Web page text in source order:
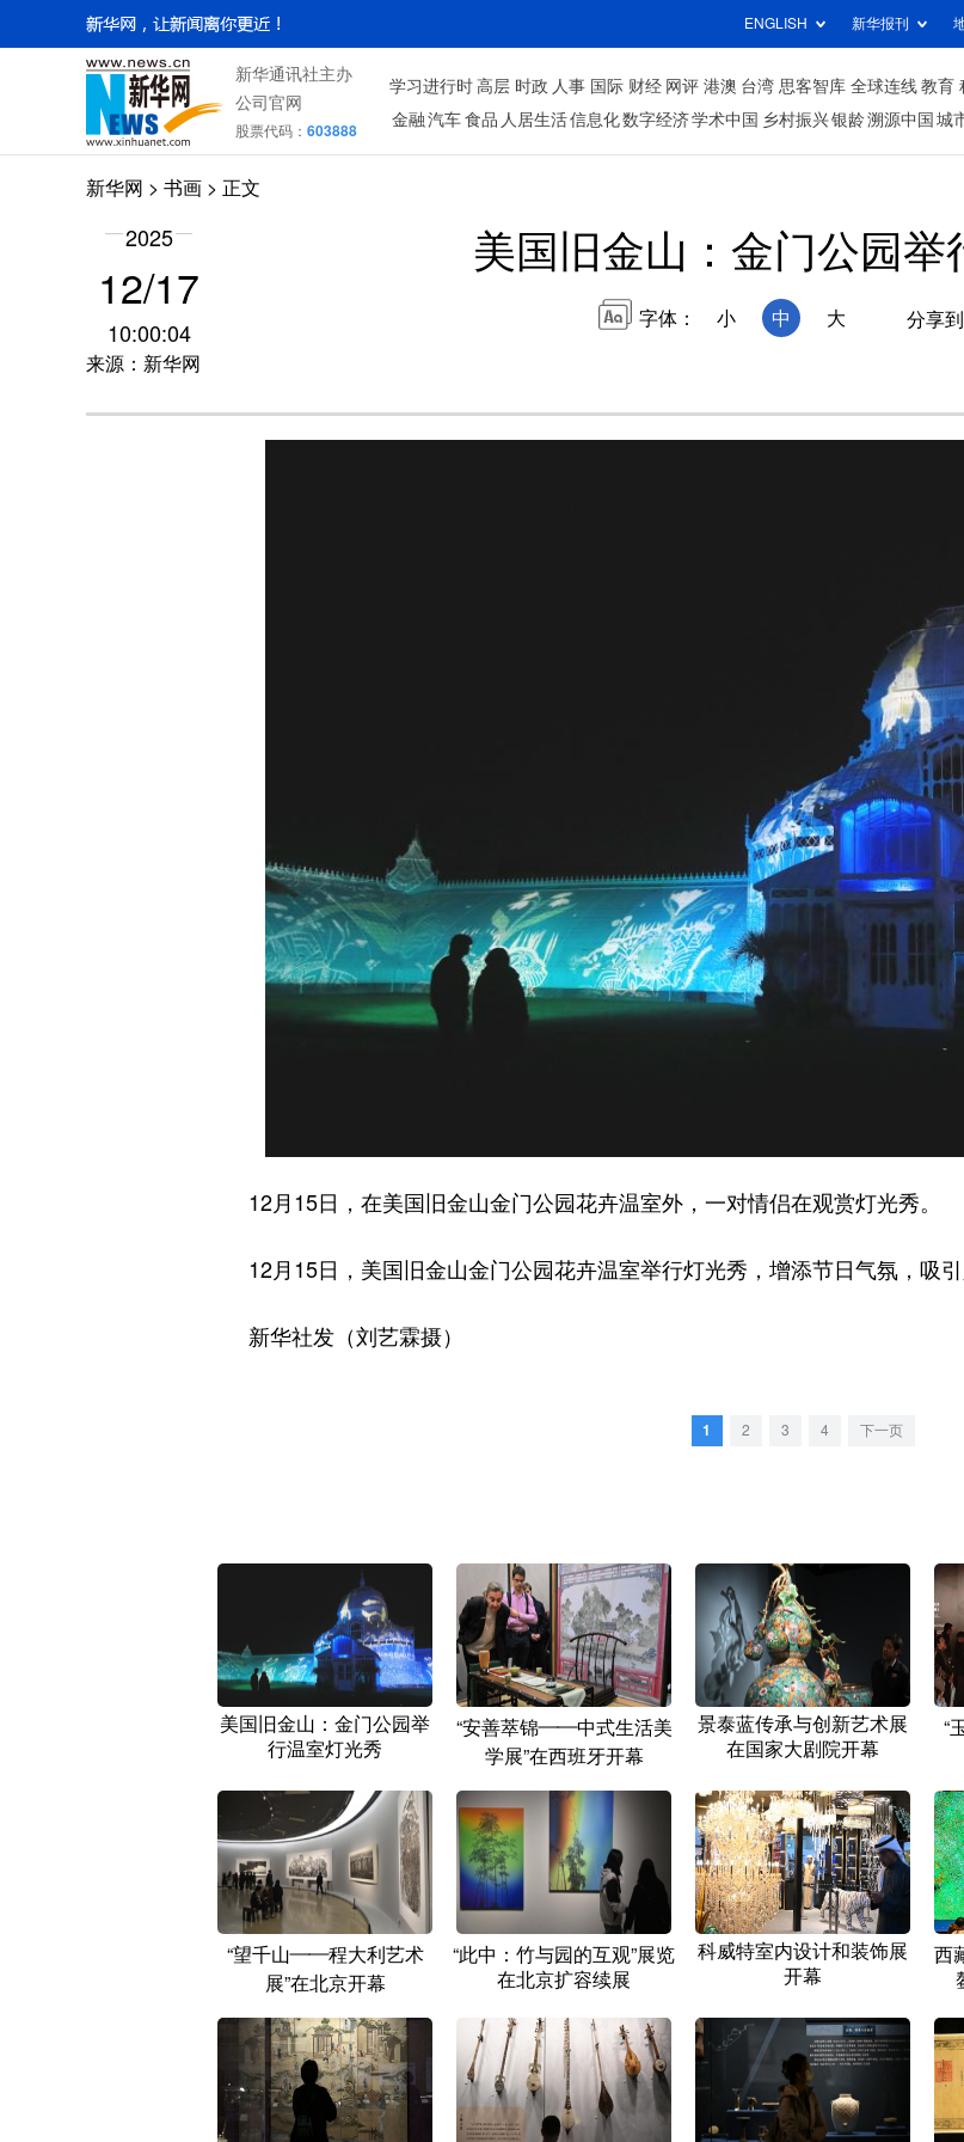
ENGLISH 新华报刊
新华通讯社主办
公司官网
股票代码： 603888
学习进行时 高层 时政 人事 国际 财经 网评 港澳 台湾 思客智库 全球连线 教育
金融 汽车 食品 人居生活信息化数字经济学术中国 乡村振兴银龄溯源中国 城
新华网 > 书画 > 正文
2025
12/17
10:00:04
来源：新华网
美国旧金山：金门公园举
字体： 小 中 大 分享到
12月15日，在美国旧金山金门公园花卉温室外，一对情侣在观赏灯光秀。
12月15日，美国旧金山金门公园花卉温室举行灯光秀，增添节日气氛，吸引
新华社发（刘艺霖摄）
1 2 3 4 下一页
美国旧金山：金门公园举
行温室灯光秀
“安善萃锦——中式生活美
学展”在西班牙开幕
景泰蓝传承与创新艺术展
在国家大剧院开幕
“
“望千山——程大利艺术
展”在北京开幕
“此中：竹与园的互观”展览
在北京扩容续展
科威特室内设计和装饰展
开幕
西